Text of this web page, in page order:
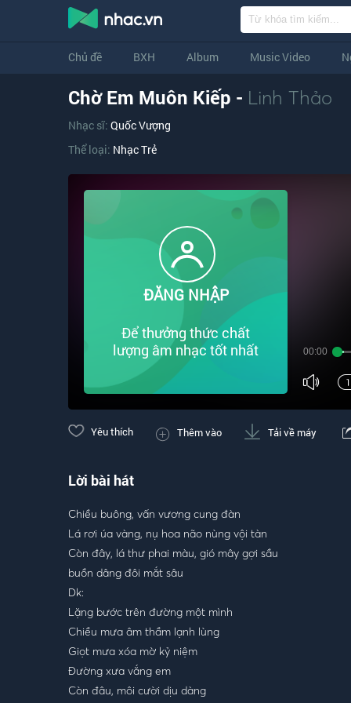
Chủ đề BXH Album Music Video
Chờ Em Muôn Kiếp - Linh Thảo
Nhạc sĩ: Quốc Vượng
Thể loại: Nhạc Trẻ
00:00
ĐĂNG NHẬP
Để thưởng thức chất
lượng âm nhạc tốt nhất
Yêu thích Thêm vào Tải về máy
Lời bài hát
Chiều buông, vấn vương cung đàn
Lá rơi úa vàng, nụ hoa não nùng vội tàn
Còn đây, lá thư phai màu, gió mây gợi sầu
buồn dâng đôi mắt sâu
Dk:
Lặng bước trên đường một mình
Chiều mưa âm thầm lạnh lùng
Giọt mưa xóa mờ kỷ niệm
Đường xưa vắng em
Còn đâu, môi cười dịu dàng